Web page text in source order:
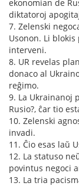
ekonomian de
diktatoroj
7. Zelenski
Usonon. Li
interveni.
8. UR revelas
donaco al
reĝimo.
9. La Ukrainanoj
Rusio?, ĉar tio
10. Zelenski
invadi.
11. Ĉio esas laŭ
12. La statuso
povintus negoci
13. La tria